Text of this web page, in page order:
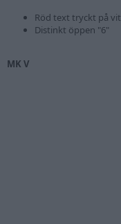
Röd text tryckt på vit
Distinkt öppen "6"
MK V